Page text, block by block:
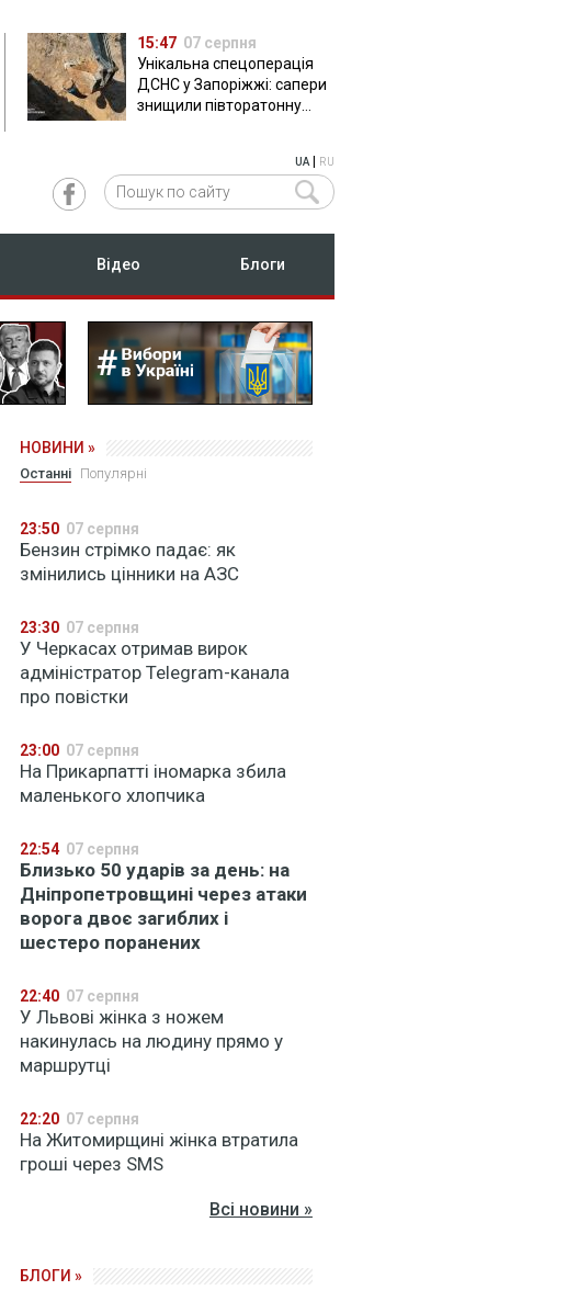
15:47 07 серпня
Унікальна спецоперація
ДСНС у Запоріжжі: сапери
знищили півторатонну
UA| RU
Відео Блоги
НОВИНИ »
Останні Популярні
23:50 07 серпня
Бензин стрімко падає: як
змінились цінники на АЗС
23:30 07 серпня
У Черкасах отримав вирок
адміністратор Telegram-канала
про повістки
23:00 07 серпня
На Прикарпатті іномарка збила
маленького хлопчика
22:54 07 серпня
Близько 50 ударів за день: на
Дніпропетровщині через атаки
ворога двоє загиблих і
шестеро поранених
22:40 07 серпня
У Львові жінка з ножем
накинулась на людину прямо у
маршрутці
22:20 07 серпня
На Житомирщині жінка втратила
гроші через SMS
Всі новини »
БЛОГИ »